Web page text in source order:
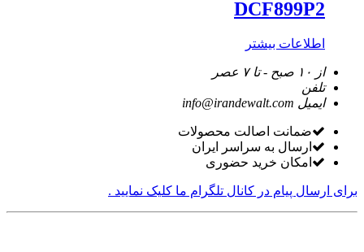
DCF899P2
اطلاعات بیشتر
از ۱۰ صبح - تا ۷ عصر
تلفن
ایمیل info@irandewalt.com
ضمانت اصالت محصولات
ارسال به سراسر ایران
امکان خرید حضوری
برای ارسال پیام در کانال تلگرام ما کلیک نمایید .